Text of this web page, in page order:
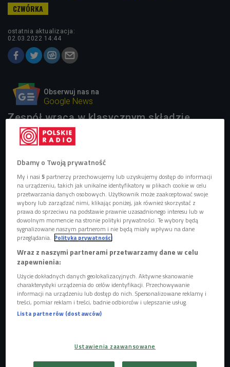
ostatnia aktualizacja:
02.03.2022 14:44
Obserwuj nas na
Google News
Zespół wraca w klasycznym składzie.
W tym rokuT.Loveobchodzi dwa bardzo ważne jubileusze
40-lecie działalności oraz
polskich krążków lat 90.. Właśnie z tej okazjiMuniek
postanowił reaktywować zespół, po tym jak jego
działalność została zawieszona w 2017 roku i raz jeszcze
przenieść się do studia nagraniowego.
T.Love powraca i to w jakim składzie! Nowy album
zatytułowany"Hau! Hau!"to efekt wspólnej pracy Muńka,
Janka Benedeka
Sidneya Polaka . To właśnie ta ekipa "zmontowała" w 1992
roku przełomowy krążek "King".
Na "Hau! Hau!" fani znajdą dziesięc premierowych
Kasia Sienkiewiczz Kwiatu Jabłoni,Sokół
Dbamy o Twoją prywatność
My i nasi5 partnerzy przechowujemy lub uzyskujemy dostęp do informacji
na urządzeniu, takich jak unikalne identyfikatory w plikach cookie w celu
przetwarzania danych osobowych. Użytkownik może zaakceptować swoje
wybory lub zarządzać nimi, klikając poniżej, jak również skorzystać z
prawa do sprzeciwu na podstawie prawnie uzasadnionego interesu lub w
dowolnym momencie na stronie polityki prywatności. Te wybory będą
sygnalizowane naszym partnerom i nie będą miały wpływu na dane
przeglądania. Polityka prywatności
Wraz z naszymi partnerami przetwarzamy dane w celu
zapewnienia:
Użycie dokładnych danych geolokalizacyjnych. Aktywne skanowanie
charakterystyki urządzenia do celów identyfikacji. Przechowywanie
informacji na urządzeniu lub dostęp do nich. Spersonalizowane reklamy i
treści, pomiar reklam i treści, badnie odbiorców i ulepszanie usług.
Lista partnerów (dostawców)
Ustawienia zaawansowane